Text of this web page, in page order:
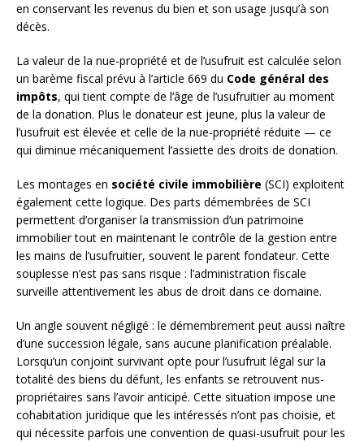
en conservant les revenus du bien et son usage jusqu’à son
décès.
La valeur de la nue-propriété et de l’usufruit est calculée selon
un barème fiscal prévu à l’article 669 du Code général des
impôts, qui tient compte de l’âge de l’usufruitier au moment
de la donation. Plus le donateur est jeune, plus la valeur de
l’usufruit est élevée et celle de la nue-propriété réduite — ce
qui diminue mécaniquement l’assiette des droits de donation.
Les montages en société civile immobilière (SCI) exploitent
également cette logique. Des parts démembrées de SCI
permettent d’organiser la transmission d’un patrimoine
immobilier tout en maintenant le contrôle de la gestion entre
les mains de l’usufruitier, souvent le parent fondateur. Cette
souplesse n’est pas sans risque : l’administration fiscale
surveille attentivement les abus de droit dans ce domaine.
Un angle souvent négligé : le démembrement peut aussi naître
d’une succession légale, sans aucune planification préalable.
Lorsqu’un conjoint survivant opte pour l’usufruit légal sur la
totalité des biens du défunt, les enfants se retrouvent nus-
propriétaires sans l’avoir anticipé. Cette situation impose une
cohabitation juridique que les intéressés n’ont pas choisie, et
qui nécessite parfois une convention de quasi-usufruit pour les